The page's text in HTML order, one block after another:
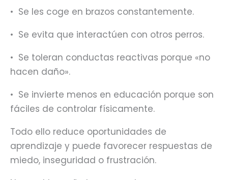
•⁠ ⁠Se les coge en brazos constantemente.
•⁠ ⁠Se evita que interactúen con otros perros.
•⁠ ⁠Se toleran conductas reactivas porque «no
hacen daño».
•⁠ ⁠Se invierte menos en educación porque son
fáciles de controlar físicamente.
Todo ello reduce oportunidades de
aprendizaje y puede favorecer respuestas de
miedo, inseguridad o frustración.